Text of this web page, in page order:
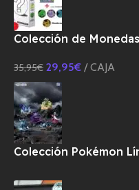
Colección de
35,95€ 29,95€ CAJA
Colección Pokémon